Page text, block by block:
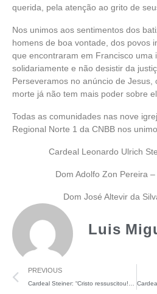
querida, pela atenção ao grito de
Nos unimos aos sentimentos dos
homens de boa vontade, dos povos
que encontraram em Francisco uma
solidariamente e não desistir da
Perseveramos no anúncio de Jesus,
morte já não tem mais poder sobre
Todas as comunidades nas nove
Regional Norte 1 da CNBB nos
Cardeal Leonardo Ulrich
Dom Adolfo Zon Pereira
Dom José Altevir da
Luis
PREVIOUS